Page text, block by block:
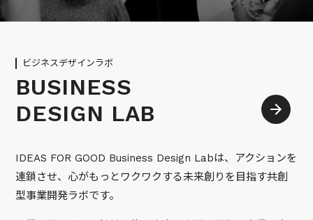
ビジネスデザインラボ
BUSINESS
DESIGN LAB
IDEAS FOR GOOD Business Design Labは、アクションを
連鎖させ、心がもっとワクワクする未来創りを目指す共創
型事業開発ラボです。